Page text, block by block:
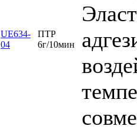
UE634-
04
ПТР
6г/10мин